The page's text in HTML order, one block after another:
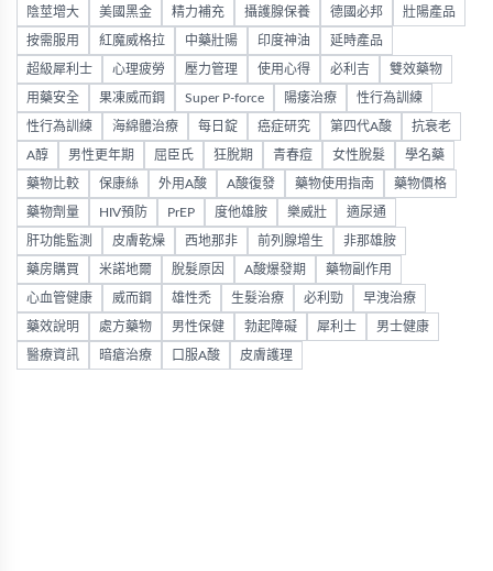
陰莖增大 美國黑金 精力補充 攝護腺保養 德國必邦 壯陽產品
按需服用 紅魔威格拉 中藥壯陽 印度神油 延時產品
超級犀利士 心理疲勞 壓力管理 使用心得 必利吉 雙效藥物
用藥安全 果凍威而鋼 Super P-force 陽痿治療 性行為訓練
性行為訓練 海綿體治療 每日錠 癌症研究 第四代A酸 抗衰老
A醇 男性更年期 屈臣氏 狂脫期 青春痘 女性脫髮 學名藥
藥物比較 保康絲 外用A酸 A酸復發 藥物使用指南 藥物價格
藥物劑量 HIV預防 PrEP 度他雄胺 樂威壯 適尿通
肝功能監測 皮膚乾燥 西地那非 前列腺增生 非那雄胺
藥房購買 米諾地爾 脫髮原因 A酸爆發期 藥物副作用
心血管健康 威而鋼 雄性禿 生髮治療 必利勁 早洩治療
藥效說明 處方藥物 男性保健 勃起障礙 犀利士 男士健康
醫療資訊 暗瘡治療 口服A酸 皮膚護理